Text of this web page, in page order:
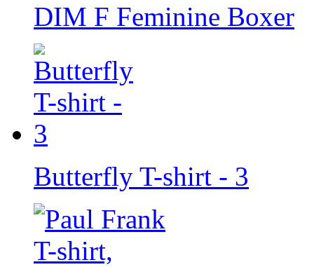
DIM F Feminine Boxer
Butterfly T-shirt - 3